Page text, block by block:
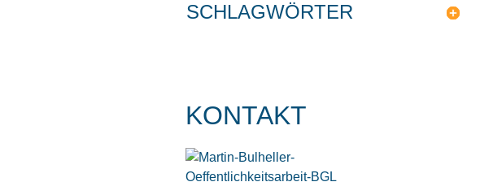
SCHLAGWÖRTER
KONTAKT